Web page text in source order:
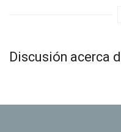
Discusión acerca